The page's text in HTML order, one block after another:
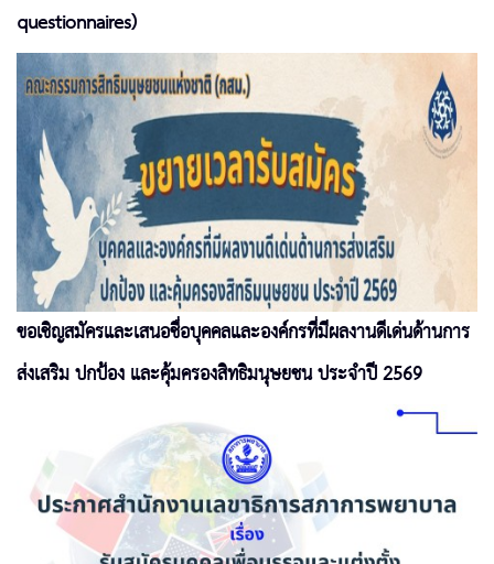
questionnaires)
ขอเชิญสมัครและเสนอชื่อบุคคลและองค์กรที่มีผลงานดีเด่นด้านการ
ส่งเสริม ปกป้อง และคุ้มครองสิทธิมนุษยชน ประจำปี 2569